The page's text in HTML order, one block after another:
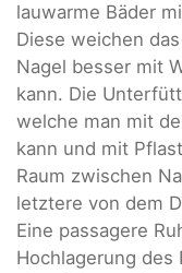
lauwarme Bäder
Diese weichen
Nagel besser mit
kann. Die
welche man mit
kann und mit
Raum zwischen
letztere von dem
Eine passagere
Hochlagerung des